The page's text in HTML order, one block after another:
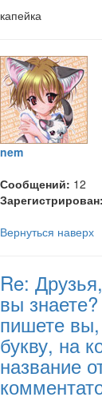
капейка
nem
Сообщений: 12
Зарегистрирован:
Вернуться наверх
Re:
вы
пишете
букву, на
название